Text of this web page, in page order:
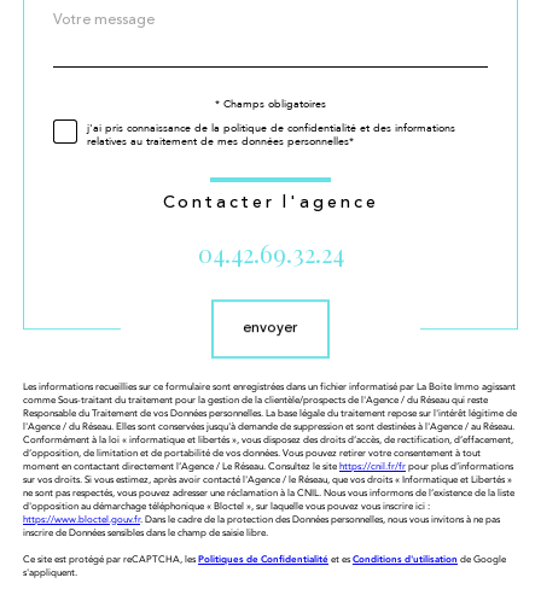
Fieldset
Message
*
* Champs obligatoires
j'ai pris connaissance de la politique de confidentialité et des informations
relatives au traitement de mes données personnelles*
Contacter l'agence
04.42.69.32.24
envoyer
Les informations recueillies sur ce formulaire sont enregistrées dans un fichier informatisé par La Boite Immo agissant
comme Sous-traitant du traitement pour la gestion de la clientèle/prospects de l'Agence / du Réseau qui reste
Responsable du Traitement de vos Données personnelles. La base légale du traitement repose sur l'intérêt légitime de
l'Agence / du Réseau. Elles sont conservées jusqu'à demande de suppression et sont destinées à l'Agence / au Réseau.
Conformément à la loi « informatique et libertés », vous disposez des droits d’accès, de rectification, d’effacement,
d’opposition, de limitation et de portabilité de vos données. Vous pouvez retirer votre consentement à tout
moment en contactant directement l’Agence / Le Réseau. Consultez le sitehttps://cnil.fr/frpour plus d’informations
sur vos droits. Si vous estimez, après avoir contacté l'Agence / le Réseau, que vos droits « Informatique et Libertés »
ne sont pas respectés, vous pouvez adresser une réclamation à la CNIL. Nous vous informons de l’existence de la liste
d'opposition au démarchage téléphonique « Bloctel », sur laquelle vous pouvez vous inscrire ici :
https://www.bloctel.gouv.fr. Dans le cadre de la protection des Données personnelles, nous vous invitons à ne pas
inscrire de Données sensibles dans le champ de saisie libre.
Ce site est protégé par reCAPTCHA, lesPolitiques de Confidentialitéet esConditions d'utilisation de Google
s'appliquent.